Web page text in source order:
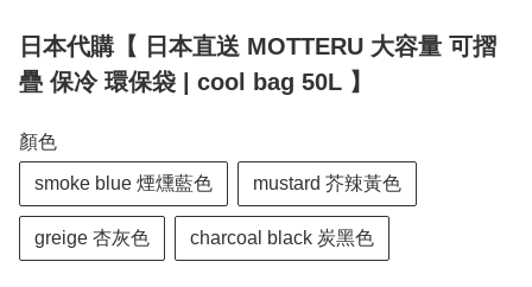
日本代購【 日本直送 MOTTERU 大容量 可摺
疊 保冷 環保袋 | cool bag 50L 】
顏色
smoke blue 煙燻藍色 mustard 芥辣黃色
greige 杏灰色 charcoal black 炭黑色